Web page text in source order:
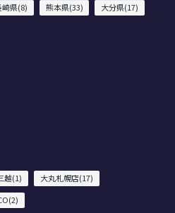
崎県(8) 熊本県(33)
大分県(17)
越(1)
大丸札幌店(17)